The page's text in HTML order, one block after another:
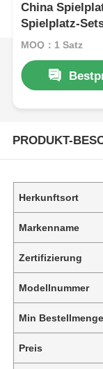
China
Spielplatz-
Plastikrutsche
MOQ：1 Satz
PRODUKT-
Herkunftsort
Markenname
Zertifizierung
Modellnummer
Min Bestellmenge
Preis